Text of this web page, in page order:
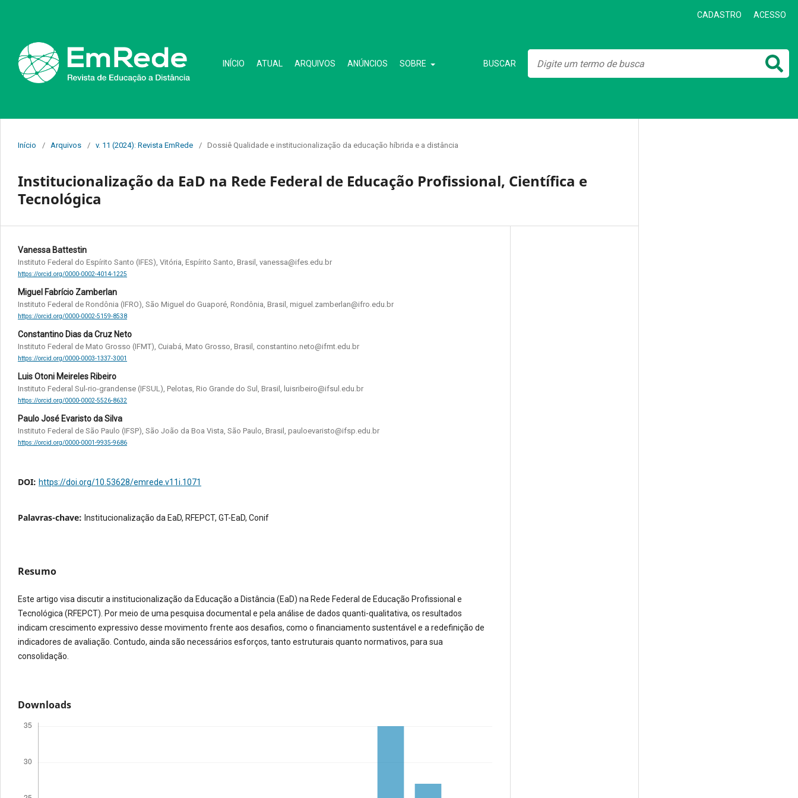
CADASTRO ACESSO
INÍCIO ATUAL ARQUIVOS ANÚNCIOS SOBRE BUSCAR
Início / Arquivos / v. 11 (2024): Revista EmRede / Dossiê Qualidade e institucionalização da educação híbrida e a distância
Institucionalização da EaD na Rede Federal de Educação Profissional, Científica e
Tecnológica
Vanessa Battestin
Instituto Federal do Espírito Santo (IFES), Vitória, Espírito Santo, Brasil, vanessa@ifes.edu.br
https://orcid.org/0000-0002-4014-1225
Miguel Fabrício Zamberlan
Instituto Federal de Rondônia (IFRO), São Miguel do Guaporé, Rondônia, Brasil, miguel.zamberlan@ifro.edu.br
https://orcid.org/0000-0002-5159-8538
Constantino Dias da Cruz Neto
Instituto Federal de Mato Grosso (IFMT), Cuiabá, Mato Grosso, Brasil, constantino.neto@ifmt.edu.br
https://orcid.org/0000-0003-1337-3001
Luis Otoni Meireles Ribeiro
Instituto Federal Sul-rio-grandense (IFSUL), Pelotas, Rio Grande do Sul, Brasil, luisribeiro@ifsul.edu.br
https://orcid.org/0000-0002-5526-8632
Paulo José Evaristo da Silva
Instituto Federal de São Paulo (IFSP), São João da Boa Vista, São Paulo, Brasil, pauloevaristo@ifsp.edu.br
https://orcid.org/0000-0001-9935-9686
DOI: https://doi.org/10.53628/emrede.v11i.1071
Palavras-chave: Institucionalização da EaD, RFEPCT, GT-EaD, Conif
Resumo
Este artigo visa discutir a institucionalização da Educação a Distância (EaD) na Rede Federal de Educação Profissional e
Tecnológica (RFEPCT). Por meio de uma pesquisa documental e pela análise de dados quanti-qualitativa, os resultados
indicam crescimento expressivo desse movimento frente aos desafios, como o financiamento sustentável e a redefinição de
indicadores de avaliação. Contudo, ainda são necessários esforços, tanto estruturais quanto normativos, para sua
consolidação.
Downloads